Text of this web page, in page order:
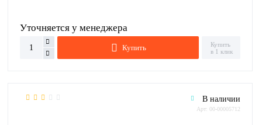
Уточняется у менеджера
Купить
Купить
в 1 клик
В наличии
Арт: 00-00005712